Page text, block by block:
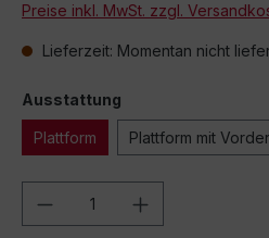
Preise inkl. MwSt. zzgl.
Lieferzeit: Momentan nicht
Ausstattung
Plattform Plattform mit
Produkt Anzahl: